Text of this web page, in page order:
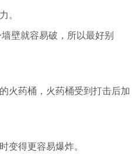
。
壁就容易破，所以最好别
火药桶，火药桶受到打击后加
变得更容易爆炸。